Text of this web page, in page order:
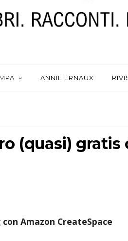
ANNIE ERNAUX
(quasi) gratis
Amazon CreateSpace